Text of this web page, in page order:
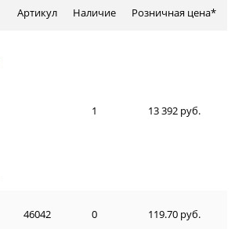
Артикул Наличие Розничная цена*
1 13 392 руб.
46042 0 119.70 руб.